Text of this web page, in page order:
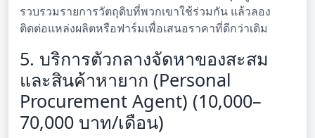
รวบรวมรายการวัตถุดิบที่พวกเขาใช้ร่วมกัน แล้วลอง
ติดต่อแหล่งผลิตหรือฟาร์มเพื่อเสนอราคาที่ดีกว่าเดิม
5. บริการตัวกลางจัดหาของสะสม
และสินค้าหายาก (Personal
Procurement Agent) (10,000–
70,000 บาท/เดือน)